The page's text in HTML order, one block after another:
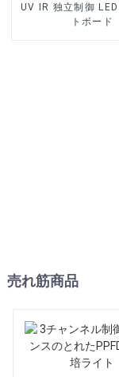
UV IR 独立制御
トボード
売れ筋商品